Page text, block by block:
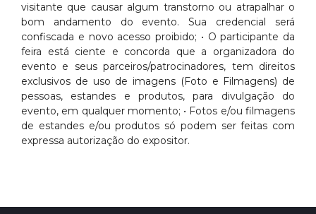
visitante que causar algum transtorno ou atrapalhar o
bom andamento do evento. Sua credencial será
confiscada e novo acesso proibido; • O participante da
feira está ciente e concorda que a organizadora do
evento e seus parceiros/patrocinadores, tem direitos
exclusivos de uso de imagens (Foto e Filmagens) de
pessoas, estandes e produtos, para divulgação do
evento, em qualquer momento; • Fotos e/ou filmagens
de estandes e/ou produtos só podem ser feitas com
expressa autorização do expositor.